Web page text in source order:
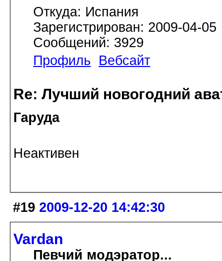
Откуда: Испания
Зарегистрирован: 2009-04-05
Сообщений: 3929
Профиль
Вебсайт
Re: Лучший новогодний
Гаруда
Неактивен
#19 2009-12-20 14:42:30
Vardan
Певчий модэратор...